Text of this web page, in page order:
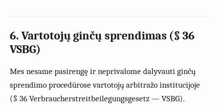
6. Vartotojų ginčų sprendimas (§ 36
VSBG)
Mes nesame pasirengę ir neprivalome dalyvauti ginčų
sprendimo procedūrose vartotojų arbitražo institucijoje
(§ 36 Verbraucherstreitbeilegungsgesetz — VSBG).